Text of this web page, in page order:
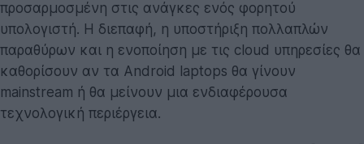
προσαρμοσμένη στις ανάγκες ενός φορητού
υπολογιστή. Η διεπαφή, η υποστήριξη πολλαπλών
παραθύρων και η ενοποίηση με τις cloud υπηρεσίες θα
καθορίσουν αν τα Android laptops θα γίνουν
mainstream ή θα μείνουν μια ενδιαφέρουσα
τεχνολογική περιέργεια.